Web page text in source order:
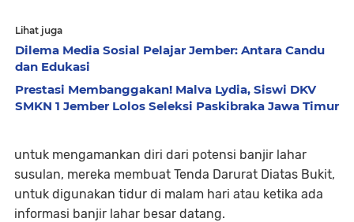
Lihat juga
Dilema Media Sosial Pelajar Jember: Antara Candu
dan Edukasi
Prestasi Membanggakan! Malva Lydia, Siswi DKV
SMKN 1 Jember Lolos Seleksi Paskibraka Jawa Timur
untuk mengamankan diri dari potensi banjir lahar
susulan, mereka membuat Tenda Darurat Diatas Bukit,
untuk digunakan tidur di malam hari atau ketika ada
informasi banjir lahar besar datang.